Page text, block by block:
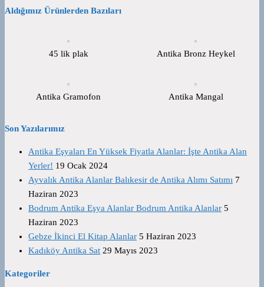
Aldığımız Ürünlerden Bazıları
45 lik plak Antika Bronz Heykel
Antika Gramofon Antika Mangal
Son Yazılarımız
Antika Eşyaları En Yüksek Fiyatla Alanlar: İşte Antika Alan
Yerler! 19 Ocak 2024
Ayvalık Antika Alanlar Balıkesir de Antika Alımı Satımı 7
Haziran 2023
Bodrum Antika Eşya Alanlar Bodrum Antika Alanlar 5
Haziran 2023
Gebze İkinci El Kitap Alanlar 5 Haziran 2023
Kadıköy Antika Sat 29 Mayıs 2023
Kategoriler